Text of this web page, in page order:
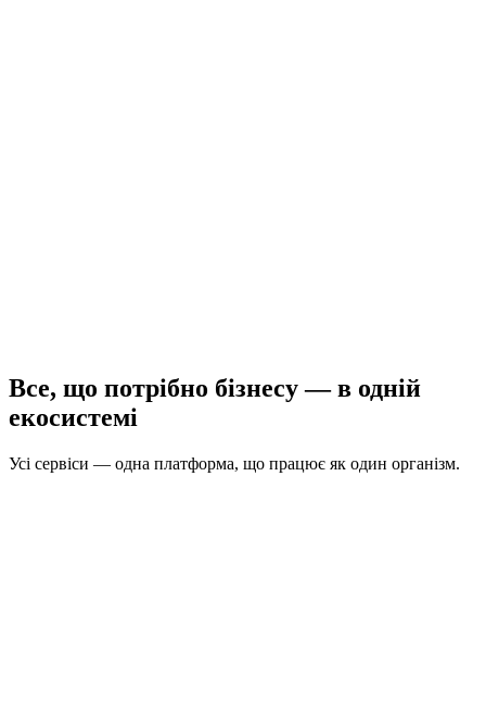
Все, що потрібно бізнесу —в одній
екосистемі
Усі сервіси — одна платформа, що працює як один організм.